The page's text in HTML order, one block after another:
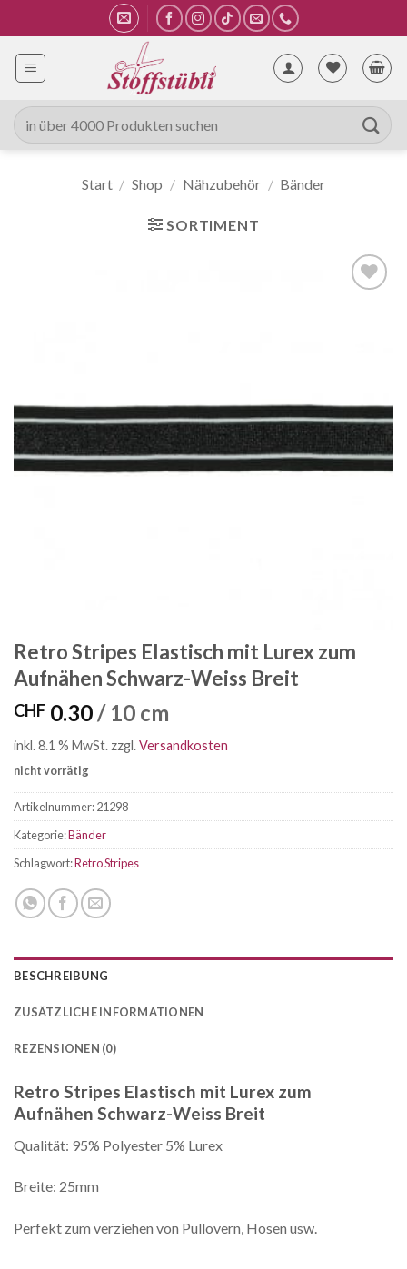
Inhalt
springen
Suche
nach:
Start / Shop / Nähzubehör / Bänder
SORTIMENT
Retro Stripes Elastisch mit Lurex zum
Aufnähen Schwarz-Weiss Breit
CHF 0.30/ 10 cm
inkl. 8.1 % MwSt. zzgl.Versandkosten
nicht vorrätig
Artikelnummer:21298
Kategorie:Bänder
Schlagwort:Retro Stripes
BESCHREIBUNG
ZUSÄTZLICHE INFORMATIONEN
REZENSIONEN (0)
Retro Stripes Elastisch mit Lurex zum
Aufnähen Schwarz-Weiss Breit
Qualität: 95% Polyester 5% Lurex
Breite: 25mm
Perfekt zum verziehen von Pullovern, Hosen usw.